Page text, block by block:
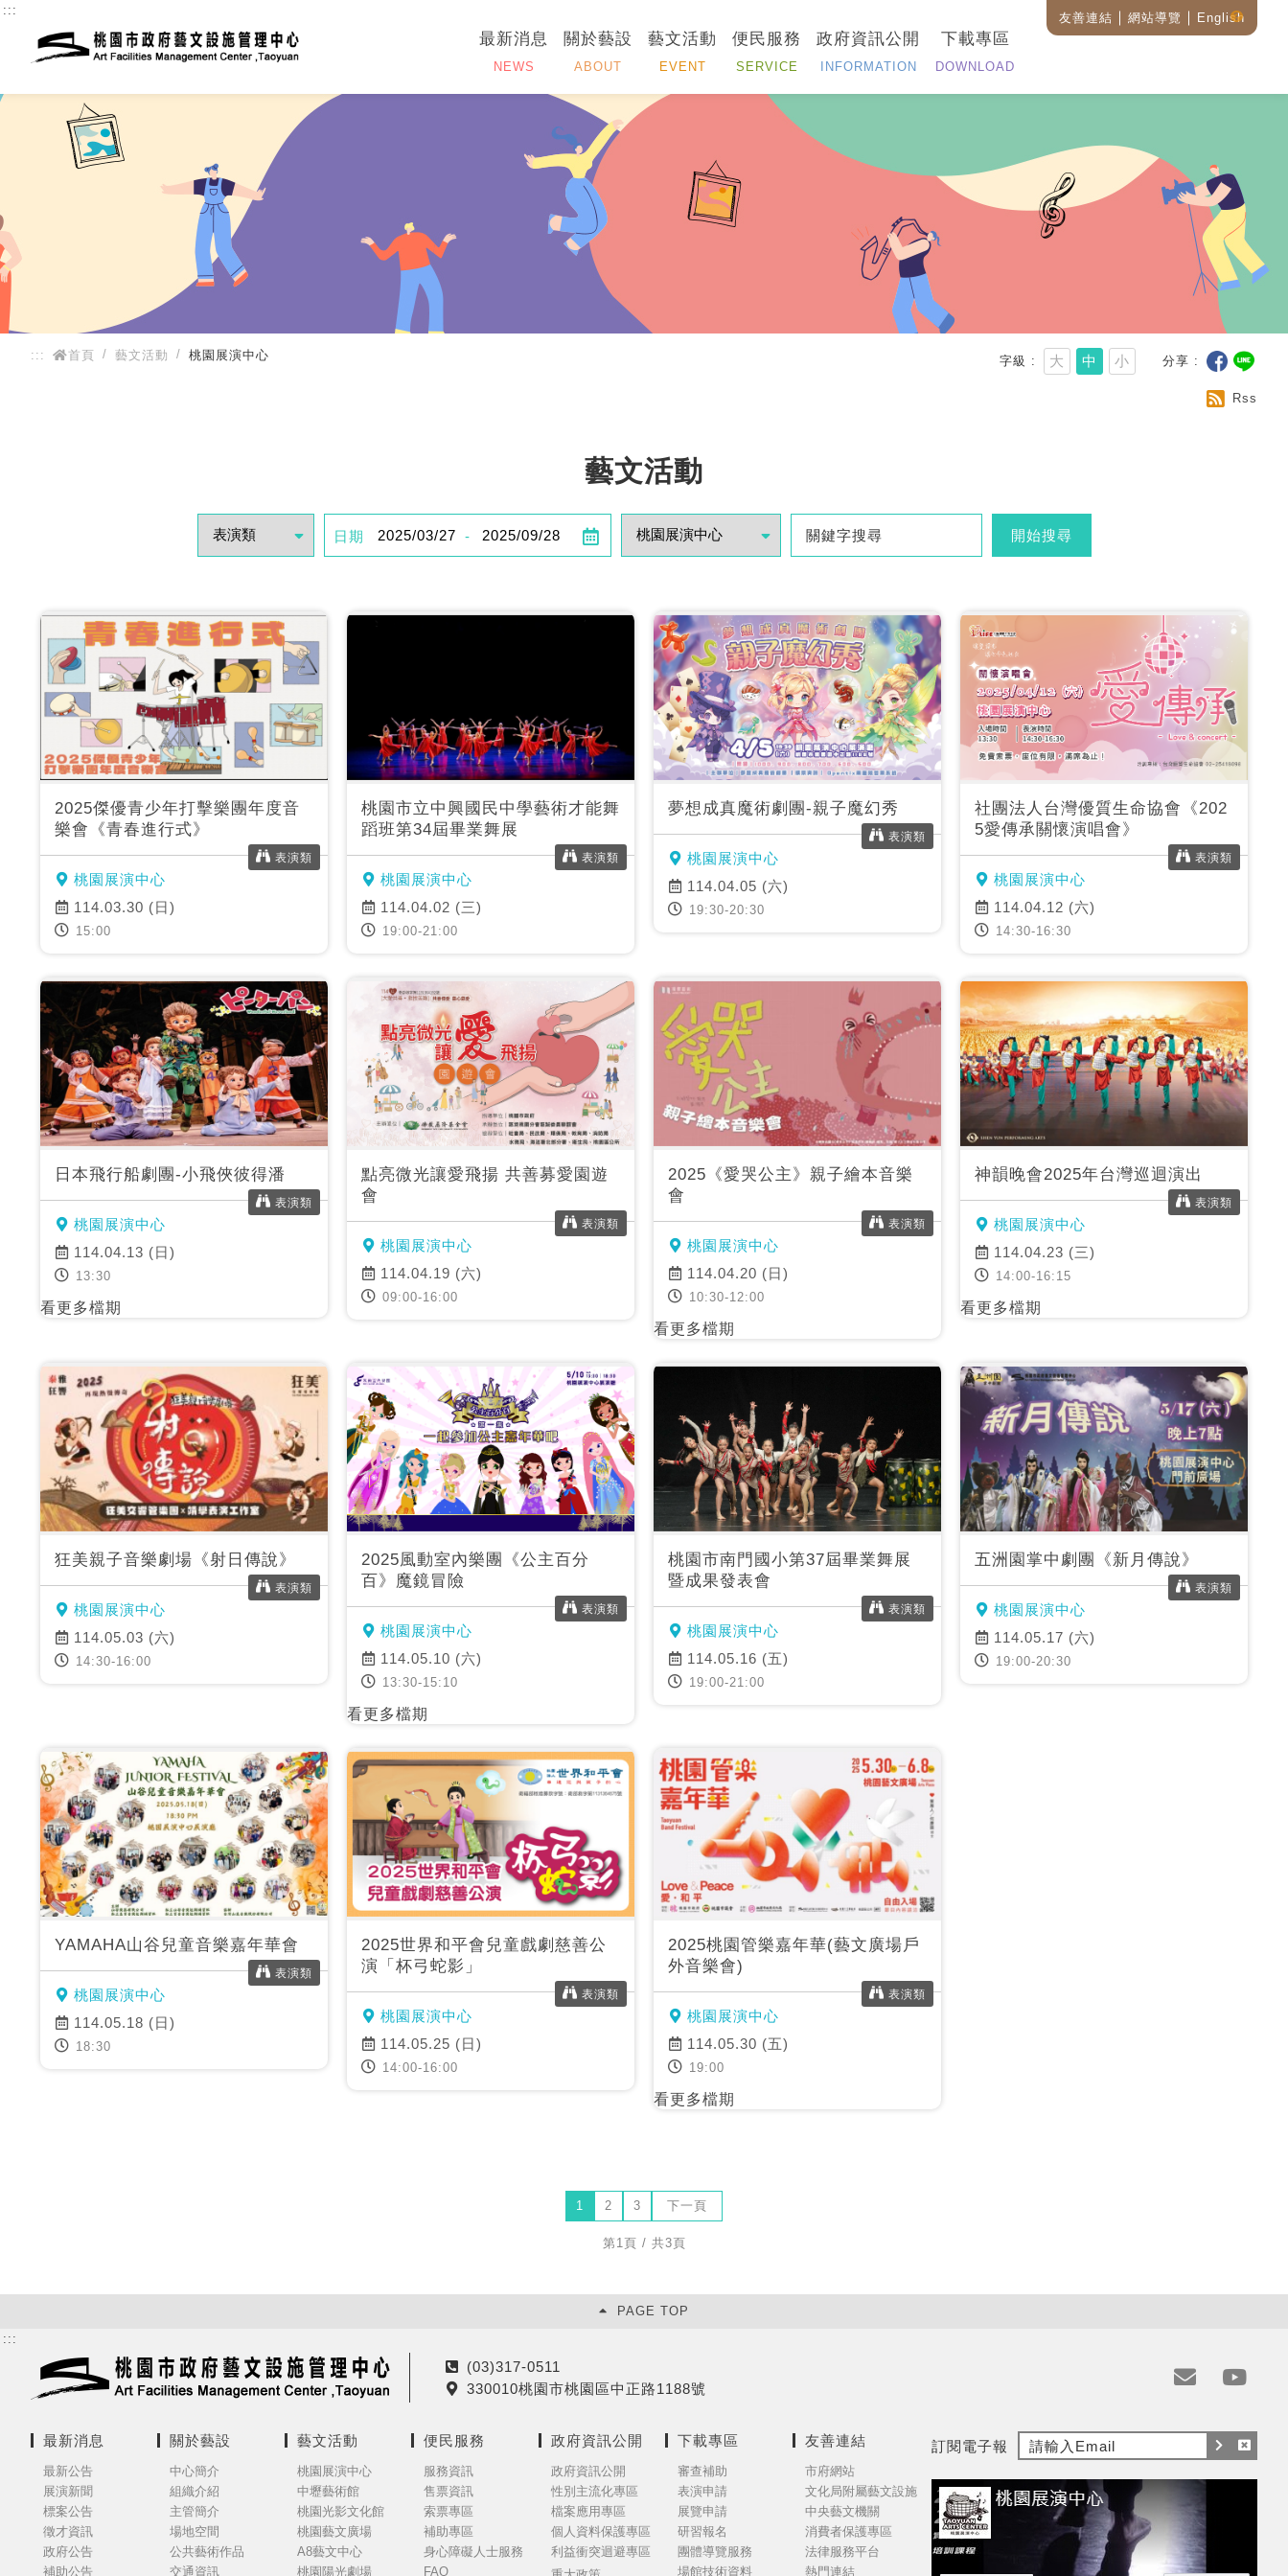
:::
最新消息
NEWS
關於藝設
ABOUT
藝文活動
EVENT
便民服務
SERVICE
政府資訊公開
INFORMATION
下載專區
DOWNLOAD
友善連結 網站導覽 English
::: 首頁 藝文活動 桃園展演中心 字級 大 中 小 分享
Rss
藝文活動
日期 - 開始搜尋
2025傑優青少年打擊樂團年度音
樂會《青春進行式》
桃園展演中心
表演類
114.03.30 (日)
15:00
桃園市立中興國民中學藝術才能舞
蹈班第34屆畢業舞展
桃園展演中心
表演類
114.04.02 (三)
19:00-21:00
夢想成真魔術劇團-親子魔幻秀
桃園展演中心
表演類
114.04.05 (六)
19:30-20:30
社團法人台灣優質生命協會《202
5愛傳承關懷演唱會》
桃園展演中心
表演類
114.04.12 (六)
14:30-16:30
日本飛行船劇團-小飛俠彼得潘
桃園展演中心
表演類
114.04.13 (日)
13:30
看更多檔期
點亮微光讓愛飛揚 共善募愛園遊
會
桃園展演中心
表演類
114.04.19 (六)
09:00-16:00
2025《愛哭公主》親子繪本音樂
會
桃園展演中心
表演類
114.04.20 (日)
10:30-12:00
看更多檔期
神韻晚會2025年台灣巡迴演出
桃園展演中心
表演類
114.04.23 (三)
14:00-16:15
看更多檔期
狂美親子音樂劇場《射日傳說》
桃園展演中心
表演類
114.05.03 (六)
14:30-16:00
2025風動室內樂團《公主百分
百》魔鏡冒險
桃園展演中心
表演類
114.05.10 (六)
13:30-15:10
看更多檔期
桃園市南門國小第37屆畢業舞展
暨成果發表會
桃園展演中心
表演類
114.05.16 (五)
19:00-21:00
五洲園掌中劇團《新月傳說》
桃園展演中心
表演類
114.05.17 (六)
19:00-20:30
YAMAHA山谷兒童音樂嘉年華會
桃園展演中心
表演類
114.05.18 (日)
18:30
2025世界和平會兒童戲劇慈善公
演「杯弓蛇影」
桃園展演中心
表演類
114.05.25 (日)
14:00-16:00
2025桃園管樂嘉年華(藝文廣場戶
外音樂會)
桃園展演中心
表演類
114.05.30 (五)
19:00
看更多檔期
1 2 3 下一頁
第1頁 / 共3頁
PAGE TOP
:::
電
話
(03)317-0511
地
330010桃園市桃園區中正路1188號
m
a
i
l
t
最新消息
最新公告
展演新聞
標案公告
徵才資訊
政府公告
補助公告
關於藝設
中心簡介
組織介紹
主管簡介
場地空間
公共藝術作品
交通資訊
藝文活動
桃園展演中心
中壢藝術館
桃園光影文化館
桃園藝文廣場
A8藝文中心
桃園陽光劇場
便民服務
服務資訊
售票資訊
索票專區
補助專區
身心障礙人士服務
FAQ
政府資訊公開
政府資訊公開
性別主流化專區
檔案應用專區
個人資料保護專區
利益衝突迴避專區
下載專區
審查補助
表演申請
展覽申請
研習報名
團體導覽服務
場館技術資料
友善連結
市府網站
文化局附屬藝文設施
中央藝文機關
消費者保護專區
法律服務平台
熱門連結
訂閱電子報
訂
取